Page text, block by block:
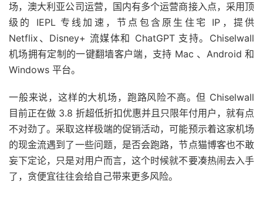
场，澳大利亚公司运营，国内有多个运营商接入点，采用顶
级的 IEPL 专线加速，节点包含原生住宅 IP，提供
Netflix、Disney+ 流媒体和 ChatGPT 支持。Chiselwall
机场拥有定制的一键翻墙客户端，支持 Mac 、Android 和
Windows 平台。
一般来说，这样的大机场，跑路风险不高。但 Chiselwall
目前正在做 3.8 折超低折扣优惠并且只限年付用户，就有点
不对劲了。采取这样极端的促销活动，可能预示着这家机场
的现金流遇到了一些问题，是否会跑路，节点猫博客也不敢
妄下定论，只是对用户而言，这个时候就不要凑热闹去入手
了，贪便宜往往会给自己带来更多风险。